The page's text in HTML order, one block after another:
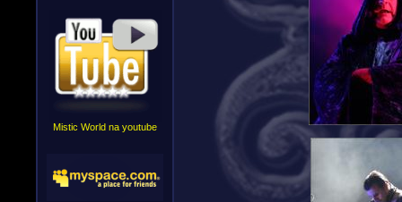
Mistic World na youtube